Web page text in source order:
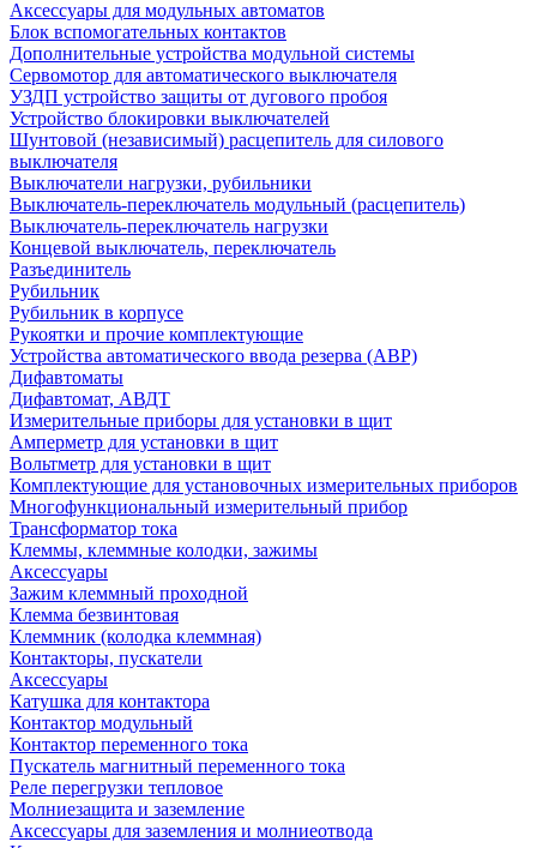
Аксессуары для модульных автоматов
Блок вспомогательных контактов
Дополнительные устройства модульной системы
Сервомотор для автоматического выключателя
УЗДП устройство защиты от дугового пробоя
Устройство блокировки выключателей
Шунтовой (независимый) расцепитель для силового
выключателя
Выключатели нагрузки, рубильники
Выключатель-переключатель модульный (расцепитель)
Выключатель-переключатель нагрузки
Концевой выключатель, переключатель
Разъединитель
Рубильник
Рубильник в корпусе
Рукоятки и прочие комплектующие
Устройства автоматического ввода резерва (АВР)
Дифавтоматы
Дифавтомат, АВДТ
Измерительные приборы для установки в щит
Амперметр для установки в щит
Вольтметр для установки в щит
Комплектующие для установочных измерительных приборов
Многофункциональный измерительный прибор
Трансформатор тока
Клеммы, клеммные колодки, зажимы
Аксессуары
Зажим клеммный проходной
Клемма безвинтовая
Клеммник (колодка клеммная)
Контакторы, пускатели
Аксессуары
Катушка для контактора
Контактор модульный
Контактор переменного тока
Пускатель магнитный переменного тока
Реле перегрузки тепловое
Молниезащита и заземление
Аксессуары для заземления и молниеотвода